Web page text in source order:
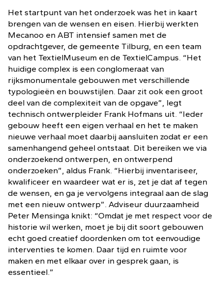
Het startpunt van het onderzoek was het in kaart
brengen van de wensen en eisen. Hierbij werkten
Mecanoo en ABT intensief samen met de
opdrachtgever, de gemeente Tilburg, en een team
van het TextielMuseum en de TextielCampus. “Het
huidige complex is een conglomeraat van
rijksmonumentale gebouwen met verschillende
typologieën en bouwstijlen. Daar zit ook een groot
deel van de complexiteit van de opgave”, legt
technisch ontwerpleider Frank Hofmans uit. “Ieder
gebouw heeft een eigen verhaal en het te maken
nieuwe verhaal moet daarbij aansluiten zodat er een
samenhangend geheel ontstaat. Dit bereiken we via
onderzoekend ontwerpen, en ontwerpend
onderzoeken”, aldus Frank. “Hierbij inventariseer,
kwalificeer en waardeer wat er is, zet je dat af tegen
de wensen, en ga je vervolgens integraal aan de slag
met een nieuw ontwerp”. Adviseur duurzaamheid
Peter Mensinga knikt: “Omdat je met respect voor de
historie wil werken, moet je bij dit soort gebouwen
echt goed creatief doordenken om tot eenvoudige
interventies te komen. Daar tijd en ruimte voor
maken en met elkaar over in gesprek gaan, is
essentieel.”